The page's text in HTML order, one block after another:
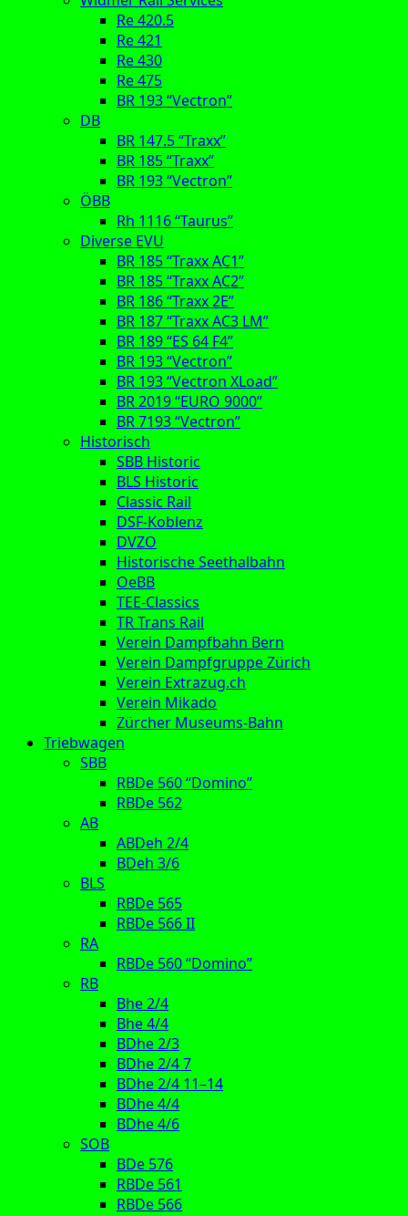
Re 420.5
Re 421
Re 430
Re 475
BR 193 “Vectron”
DB
BR 147.5 “Traxx”
BR 185 “Traxx”
BR 193 “Vectron”
ÖBB
Rh 1116 “Taurus”
Diverse EVU
BR 185 “Traxx AC1”
BR 185 “Traxx AC2”
BR 186 “Traxx 2E”
BR 187 “Traxx AC3 LM”
BR 189 “ES 64 F4”
BR 193 “Vectron”
BR 193 “Vectron XLoad”
BR 2019 “EURO 9000”
BR 7193 “Vectron”
Historisch
SBB Historic
BLS Historic
Classic Rail
DSF-Koblenz
DVZO
Historische Seethalbahn
OeBB
TEE-Classics
TR Trans Rail
Verein Dampfbahn Bern
Verein Dampfgruppe Zürich
Verein Extrazug.ch
Verein Mikado
Zürcher Museums-Bahn
Triebwagen
SBB
RBDe 560 “Domino”
RBDe 562
AB
ABDeh 2/4
BDeh 3/6
BLS
RBDe 565
RBDe 566 II
RA
RBDe 560 “Domino”
RB
Bhe 2/4
Bhe 4/4
BDhe 2/3
BDhe 2/4 7
BDhe 2/4 11–14
BDhe 4/4
BDhe 4/6
SOB
BDe 576
RBDe 561
RBDe 566